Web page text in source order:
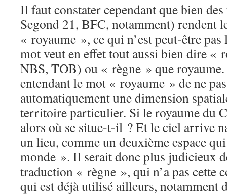
Il faut constater cependant que bien
Segond 21, BFC, notamment) rendent
« royaume », ce qui n’est peut-être
mot veut en effet tout aussi bien dire «
NBS, TOB) ou « règne » que
entendant le mot « royaume » de ne
automatiquement une dimension
territoire particulier. Si le royaume du
alors où se situe-t-il ? Et le ciel arrive
un lieu, comme un deuxième espace
monde ». Il serait donc plus judicieux
traduction « règne », qui n’a pas cette
qui est déjà utilisé ailleurs, notamment